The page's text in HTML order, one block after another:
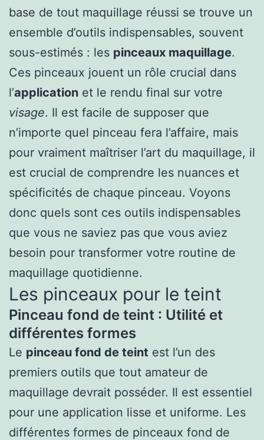
base de tout maquillage réussi se trouve un
ensemble d’outils indispensables, souvent
sous-estimés : les pinceaux maquillage.
Ces pinceaux jouent un rôle crucial dans
l’application et le rendu final sur votre
visage. Il est facile de supposer que
n’importe quel pinceau fera l’affaire, mais
pour vraiment maîtriser l’art du maquillage, il
est crucial de comprendre les nuances et
spécificités de chaque pinceau. Voyons
donc quels sont ces outils indispensables
que vous ne saviez pas que vous aviez
besoin pour transformer votre routine de
maquillage quotidienne.
Les pinceaux pour le teint
Pinceau fond de teint : Utilité et
différentes formes
Le pinceau fond de teint est l’un des
premiers outils que tout amateur de
maquillage devrait posséder. Il est essentiel
pour une application lisse et uniforme. Les
différentes formes de pinceaux fond de